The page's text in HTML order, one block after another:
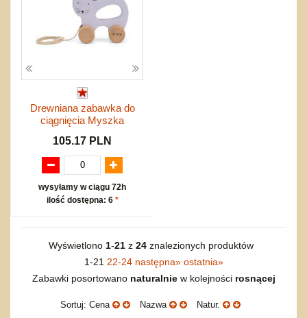
Drewniana zabawka do
ciągnięcia Myszka
105.17 PLN
wysyłamy w ciągu 72h
ilość dostępna: 6 *
Wyświetlono 1-21z 24znalezionych produktów
1-21 22-24 następna» ostatnia»
Zabawki posortowano naturalniew kolejności rosnącej
Sortuj: Cena Nazwa
Natur.